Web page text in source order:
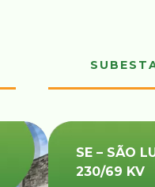
SE – SÃO
230/69 KV